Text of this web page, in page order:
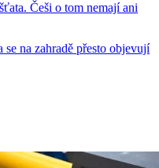
Češi o tom nemají ani
na zahradě přesto objevují